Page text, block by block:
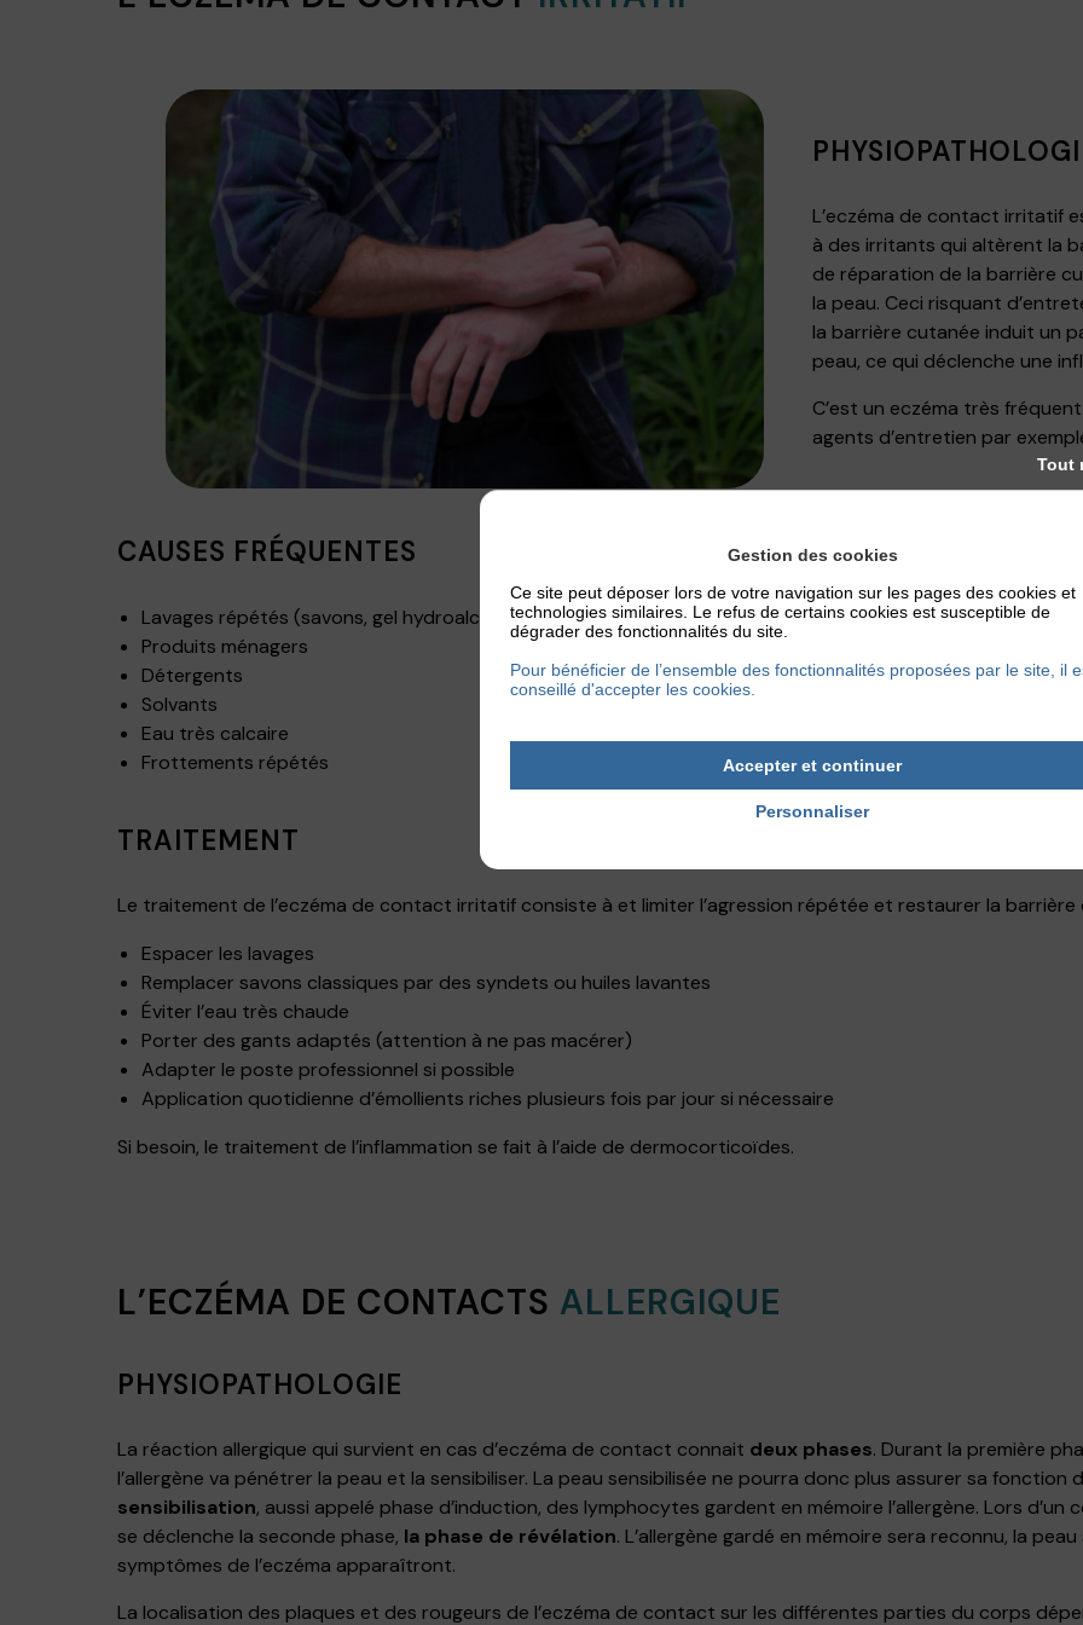
L’eczéma de contact irritatif
à des irritants qui altèrent la
de réparation de la barrière
la peau. Ceci risquant
la barrière cutanée induit un
peau, ce qui déclenche une
C’est un eczéma très
agents d’entretien par
CAUSES FRÉQUENTES
Lavages répétés (savons, gel hydroalcoolique)
Produits ménagers
Détergents
Solvants
Eau très calcaire
Frottements répétés
Peut apparaître dès le
Plus fréquent chez les
TRAITEMENT
Le traitement de l’eczéma de contact irritatif consiste à et limiter l’agression répétée et restaurer la barrière
Espacer les lavages
Remplacer savons classiques par des syndets ou huiles lavantes
Éviter l’eau très chaude
Porter des gants adaptés (attention à ne pas macérer)
Adapter le poste professionnel si possible
Application quotidienne d’émollients riches plusieurs fois par jour si nécessaire
Si besoin, le traitement de l’inflammation se fait à l’aide de dermocorticoïdes.
L’ECZÉMA DE CONTACTS ALLERGIQUE
PHYSIOPATHOLOGIE
La réaction allergique qui survient en cas d’eczéma de contact connait deux phases. Durant la première
l’allergène va pénétrer la peau et la sensibiliser. La peau sensibilisée ne pourra donc plus assurer sa
sensibilisation, aussi appelé phase d’induction, des lymphocytes gardent en mémoire l’allergène. Lors
se déclenche la seconde phase, la phase de révélation. L’allergène gardé en mémoire sera reconnu, la
symptômes de l’eczéma apparaîtront.
La localisation des plaques et des rougeurs de l’eczéma de contact sur les différentes parties du corps
Gestion des cookies
Ce site peut déposer lors de votre navigation sur les pages des cookies et
technologies similaires. Le refus de certains cookies est susceptible de
dégrader des fonctionnalités du site.
Pour bénéficier de l’ensemble des fonctionnalités proposées par le site, il
conseillé d'accepter les cookies.
Accepter et continuer
Tout
Personnaliser